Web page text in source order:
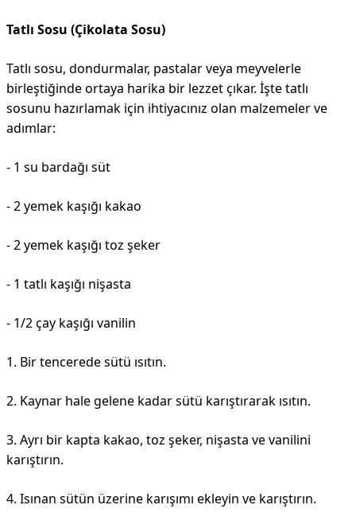
Tatlı Sosu (Çikolata Sosu)
Tatlı sosu, dondurmalar, pastalar veya meyvelerle
birleştiğinde ortaya harika bir lezzet çıkar. İşte tatlı
sosunu hazırlamak için ihtiyacınız olan malzemeler ve
adımlar:
- 1 su bardağı süt
- 2 yemek kaşığı kakao
- 2 yemek kaşığı toz şeker
- 1 tatlı kaşığı nişasta
- 1/2 çay kaşığı vanilin
1. Bir tencerede sütü ısıtın.
2. Kaynar hale gelene kadar sütü karıştırarak ısıtın.
3. Ayrı bir kapta kakao, toz şeker, nişasta ve vanilini
karıştırın.
4. Isınan sütün üzerine karışımı ekleyin ve karıştırın.